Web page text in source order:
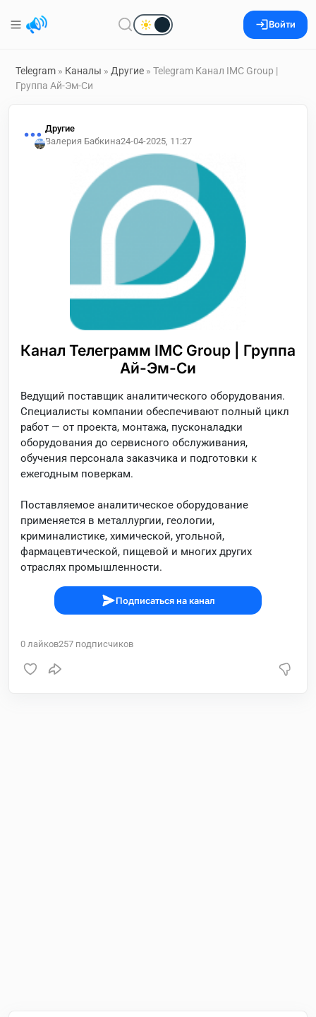
Войти
Telegram » Каналы » Другие » Telegram Канал IMC Group |
Группа Ай-Эм-Си
Другие
Валерия Бабкина24-04-2025, 11:27
Канал Телеграмм IMC Group | Группа
Ай-Эм-Си
Ведущий поставщик аналитического оборудования.
Специалисты компании обеспечивают полный цикл
работ — от проекта, монтажа, пусконаладки
оборудования до сервисного обслуживания,
обучения персонала заказчика и подготовки к
ежегодным поверкам.
Поставляемое аналитическое оборудование
применяется в металлургии, геологии,
криминалистике, химической, угольной,
фармацевтической, пищевой и многих других
отраслях промышленности.
Подписаться на канал
0 лайков257 подписчиков